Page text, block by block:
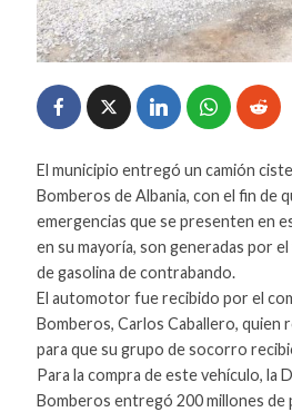
El municipio entregó un camión
Bomberos de Albania, con el fin de
emergencias que se presenten en
en su mayoría, son generadas por
de gasolina de contrabando.
El automotor fue recibido por el
Bomberos, Carlos Caballero, quien
para que su grupo de socorro
Para la compra de este vehículo, la
Bomberos entregó 200 millones de